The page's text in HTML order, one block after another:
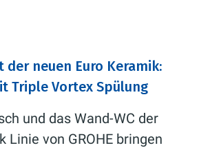
der neuen Euro Keramik:
Triple Vortex Spülung
und das Wand-WC der
Linie von GROHE bringen